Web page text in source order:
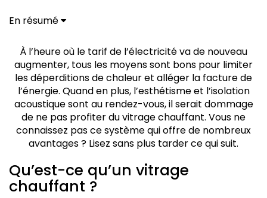
En résumé
Quels sont les avantages du verre chauffant ?
Comment poser un vitrage chauffant ?
À l’heure où le tarif de l’électricité va de nouveau
augmenter, tous les moyens sont bons pour limiter
les déperditions de chaleur et alléger la facture de
l’énergie. Quand en plus, l’esthétisme et l’isolation
acoustique sont au rendez-vous, il serait dommage
de ne pas profiter du vitrage chauffant. Vous ne
connaissez pas ce système qui offre de nombreux
avantages ? Lisez sans plus tarder ce qui suit.
Qu’est-ce qu’un vitrage
chauffant ?